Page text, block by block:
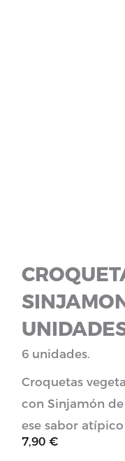
6 unidades.
Croquetas
con Sinjamón
ese sabor
7,90 €